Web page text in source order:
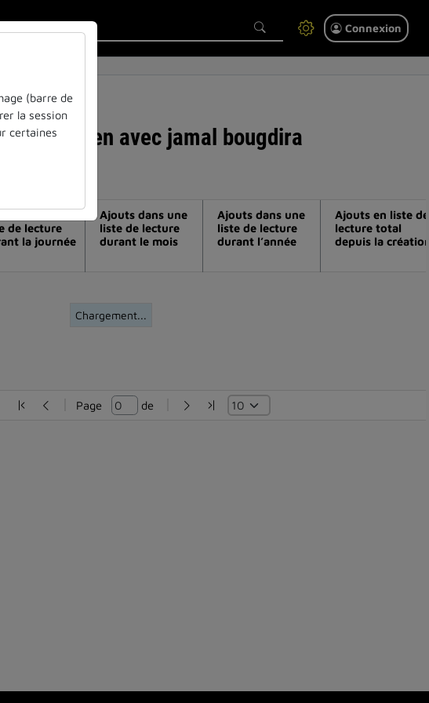
Connexion
: entretien avec jamal bougdira
Chargement...
de lecture
la journée
Ajouts dans une
liste de lecture
durant le mois
Ajouts dans une
liste de lecture
durant l’année
Ajouts en liste de
lecture total
depuis la
Page de
(barre de
la session
certaines